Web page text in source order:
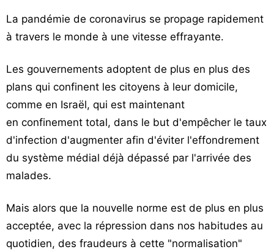
La pandémie de coronavirus se propage rapidement
à travers le monde à une vitesse effrayante.
Les gouvernements adoptent de plus en plus des
plans qui confinent les citoyens à leur domicile,
comme en Israël, qui est maintenant
en confinement total, dans le but d'empêcher le taux
d'infection d'augmenter afin d'éviter l'effondrement
du système médial déjà dépassé par l'arrivée des
malades.
Mais alors que la nouvelle norme est de plus en plus
acceptée, avec la répression dans nos habitudes au
quotidien, des fraudeurs à cette "normalisation"